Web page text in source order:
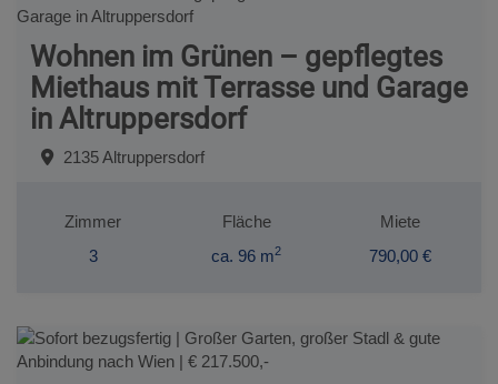
Wohnen im Grünen – gepflegtes
Miethaus mit Terrasse und Garage
in Altruppersdorf
2135 Altruppersdorf
Zimmer
3
Fläche
ca. 96 m2
Miete
790,00 €